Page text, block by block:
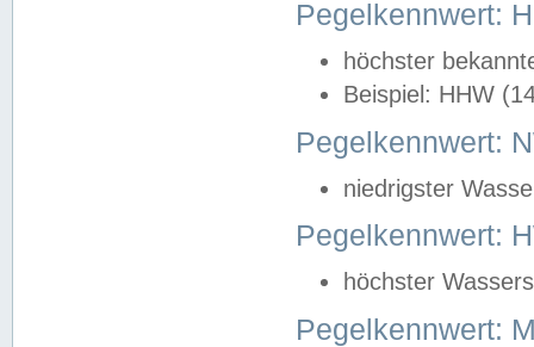
Pegelkennwert:
höchster
Beispiel: HHW
Pegelkennwert:
niedrigster
Pegelkennwert:
höchster
Pegelkennwert: